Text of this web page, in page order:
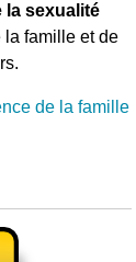
la sexualité
la famille et de
de la famille